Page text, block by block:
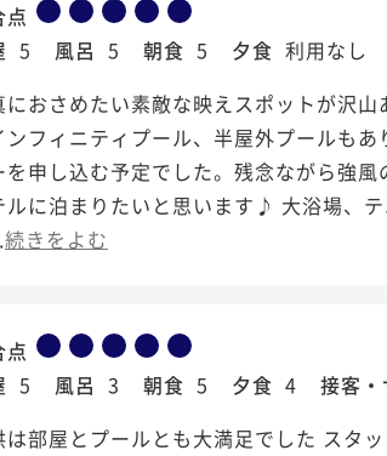
点
5 風呂 5 朝食 5 夕食 利用なし
におさめたい素敵な映えスポットが沢
ンフィニティプール、半屋外プールも
を申し込む予定でした。残念ながら強
ルに泊まりたいと思います♪ 大浴場、
続きをよむ
点
5 風呂 3 朝食 5 夕食 4 接客
は部屋とプールとも大満足でした スタ